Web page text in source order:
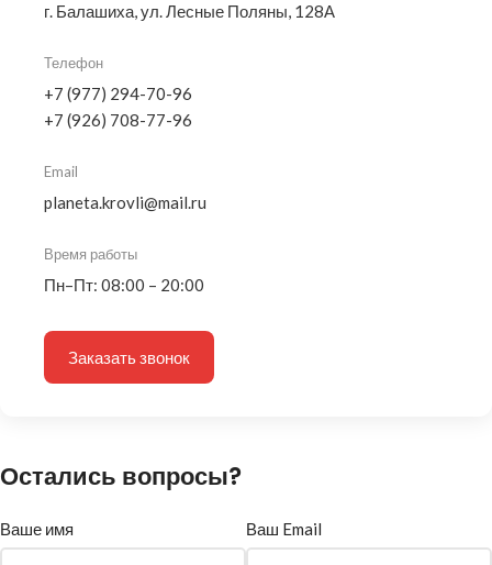
г. Балашиха, ул. Лесные Поляны, 128А
Телефон
+7 (977) 294-70-96
+7 (926) 708-77-96
Email
planeta.krovli@mail.ru
Время работы
Пн–Пт: 08:00 – 20:00
Заказать звонок
Остались вопросы?
Ваше имя Ваш Email